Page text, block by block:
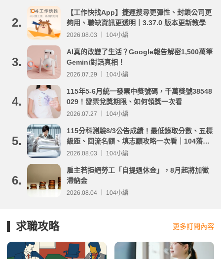
2.
【工作快找App】捷運搜尋更彈性、封鎖公司更
夠用、職缺資訊更透明｜3.37.0 版本更新教學
2026.08.03 ｜ 104小編
3.
AI真的改變了生活？Google報告解密1,500萬筆
Gemini對話真相！
2026.07.29 ｜ 104小編
4.
115年5-6月統一發票中獎號碼，千萬獎號38548
029！發票兌獎期限、如何領獎一次看
2026.07.27 ｜ 104小編
5.
115分科測驗8/3公告成績！最低錄取分數、五標
級距、回流名額、填志願攻略一次看｜104落點
分析
2026.08.03 ｜ 104小編
6.
雇主若拒絕勞工「自提退休金」，8月起將加徵
滯納金
2026.08.04 ｜ 104小編
求職攻略 更多訂閱內容